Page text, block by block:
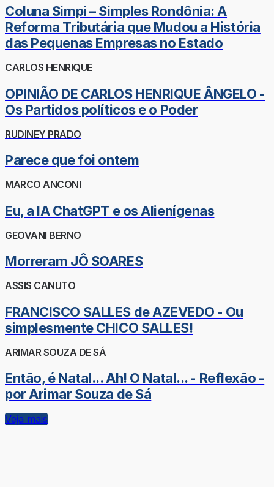
Coluna Simpi – Simples Rondônia: A
Reforma Tributária que Mudou a História
das Pequenas Empresas no Estado
CARLOS HENRIQUE
OPINIÃO DE CARLOS HENRIQUE ÂNGELO -
Os Partidos políticos e o Poder
RUDINEY PRADO
Parece que foi ontem
MARCO ANCONI
Eu, a IA ChatGPT e os Alienígenas
GEOVANI BERNO
Morreram JÔ SOARES
ASSIS CANUTO
FRANCISCO SALLES de AZEVEDO - Ou
simplesmente CHICO SALLES!
ARIMAR SOUZA DE SÁ
Então, é Natal... Ah! O Natal... - Reflexão -
por Arimar Souza de Sá
Veja mais